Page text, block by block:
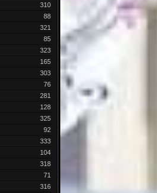
310
88
321
85
323
165
303
76
281
128
325
92
333
104
318
71
316